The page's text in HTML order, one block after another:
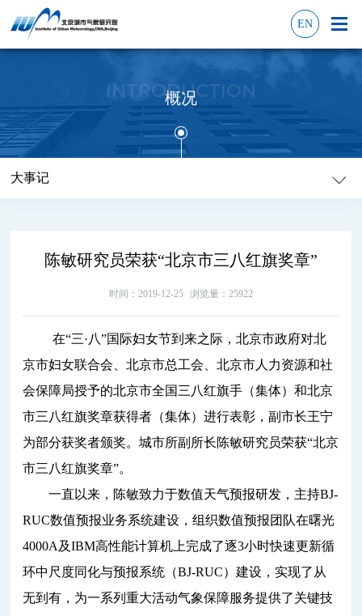
EN
INTRODUCTION
概况
大事记
陈敏研究员荣获“北京市三八红旗奖章”
时间：2019-12-25 浏览量：25922
在“三·八”国际妇女节到来之际，北京市政府对北
京市妇女联合会、北京市总工会、北京市人力资源和社
会保障局授予的北京市全国三八红旗手（集体）和北京
市三八红旗奖章获得者（集体）进行表彰，副市长王宁
为部分获奖者颁奖。城市所副所长陈敏研究员荣获“北京
市三八红旗奖章”。
一直以来，陈敏致力于数值天气预报研发，主持BJ-
RUC数值预报业务系统建设，组织数值预报团队在曙光
4000A及IBM高性能计算机上完成了逐3小时快速更新循
环中尺度同化与预报系统（BJ-RUC）建设，实现了从
无到有，为一系列重大活动气象保障服务提供了关键技